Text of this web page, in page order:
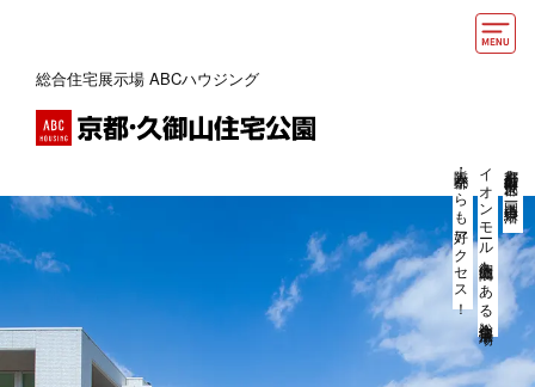
イベント情報・プレゼント
アクセス
好みからモデルハウスを探す
住まいづくりお役立ち情報
総合住宅展示場 ABCハウジング
京都府久御山町（久世郡）、国道一号線沿い、
イオンモール久御山北隣にある総合住宅展示場。
大阪・京都からも好アクセス！